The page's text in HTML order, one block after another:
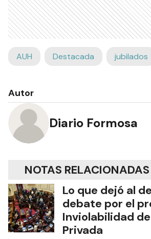
AUH Destacada jubilados
Autor
Diario Formosa
NOTAS RELACIONADAS
Lo que dejó al
debate por el
Inviolabilidad
Privada